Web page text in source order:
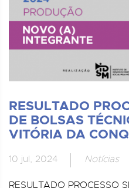
RESULTADO
DE BOLSAS
VITÓRIA DA
10 jul, 2024 Notícias
RESULTADO PROCESSO